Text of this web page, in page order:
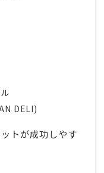
DELI)
トが成功しやす